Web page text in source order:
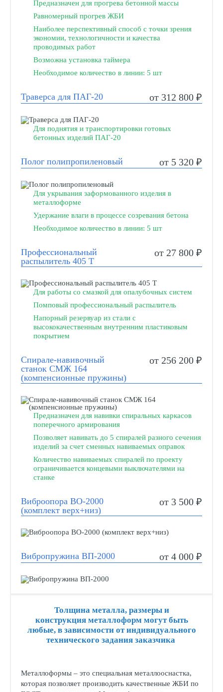
Предназначен для прогрева бетонной массы
Равномерный прогрев ЖБИ
Наиболее перспективный способ с точки зрения
экономии, технологичности и качества
проводимых работ
Возможна установка таймера
Необходимое количество в линии: 5 шт
Траверса для ПАГ-20 от 312 800 ₽
Для поднятия и транспортировки готовых
бетонных изделий ПАГ-20
Полог полипропиленовый от 5 320 ₽
Для укрывания заформованного изделия в
металлоформе
Удержание влаги в процессе созревания бетона
Необходимое количество в линии: 5 шт
Профессиональный
распылитель 405 Т
от 27 800 ₽
Для работы со смазкой для опалубочных систем
Помповый профессиональный распылитель
Напорный резервуар из стали с
высококачественным внутренним пластиковым
покрытием
Спирале-навивочный
станок СМЖ 164
(компенсионные пружины)
от 256 200 ₽
Предназначен для навивки спиральных каркасов
поперечного армирования
Позволяет навивать до 5 спиралей разного сечения
изделий за счет сменных навиваемых оправок
Количество навиваемых спиралей по проекту
ограничивается концевыми выключателями на
станке
Виброопора ВО-2000
(комплект верх+низ)
от 3 500 ₽
Вибропружина ВП-2000 от 4 000 ₽
Толщина металла, размеры и
конструкция металлоформ могут быть
любые, в зависимости от индивидуального
технического задания заказчика
Металлоформы – это специальная металлооснастка,
которая позволяет производить качественные ЖБИ по